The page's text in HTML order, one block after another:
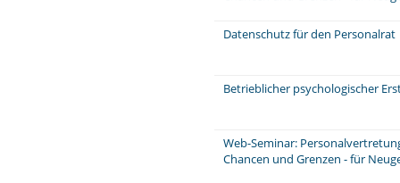
Datenschutz für den Personalrat
Betrieblicher psychologischer
Web-Seminar:
Chancen und Grenzen - für